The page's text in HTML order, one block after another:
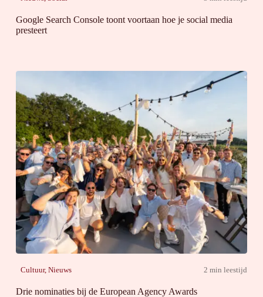
Google Search Console toont voortaan hoe je social media
presteert
Cultuur, Nieuws 2 min leestijd
Drie nominaties bij de European Agency Awards